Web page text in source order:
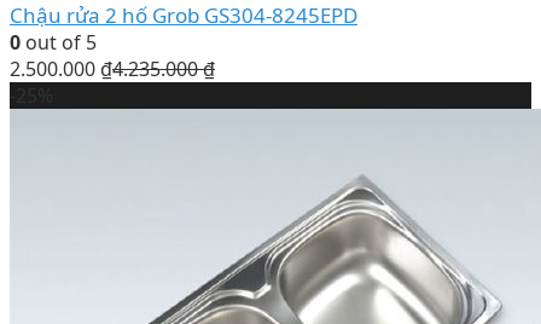
Chậu rửa 2 hố Grob GS304-8245EPD
0 out of 5
2.500.000 ₫4.235.000₫